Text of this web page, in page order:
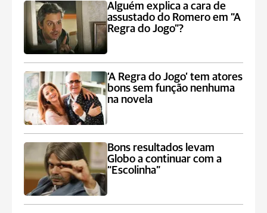
Alguém explica a cara de
assustado do Romero em “A
Regra do Jogo”?
‘A Regra do Jogo’ tem atores
bons sem função nenhuma
na novela
Bons resultados levam
Globo a continuar com a
“Escolinha”